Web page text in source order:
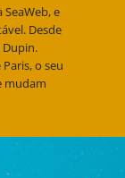
e
Desde
Dupin.
o seu
mudam